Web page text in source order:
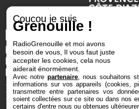
Coucou je suis
Grenouille !
RadioGrenouille et moi avons
besoin de vous, Il vous faut juste
accepter les cookies, cela nous
aiderait énormément.
Avec notrepartenaire , nous souhaitons
informations sur vos appareils (cookies,
transmettre entre partenaires vos
soient collectées sur ce site ou dans nos
certains d'entre nous ou obtenues